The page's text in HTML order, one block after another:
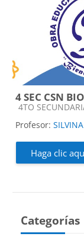
4 SEC CSN
Categoría de
4TO
Profesor:
Haga clic
Categorías